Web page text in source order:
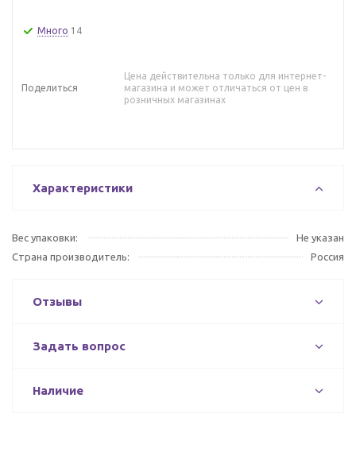
Много 14
Поделиться
Цена действительна только для интернет-
магазина и может отличаться от цен в
розничных магазинах
Характеристики
Вес упаковки:
Не указан
Страна производитель:
Россия
Отзывы
Задать вопрос
Наличие